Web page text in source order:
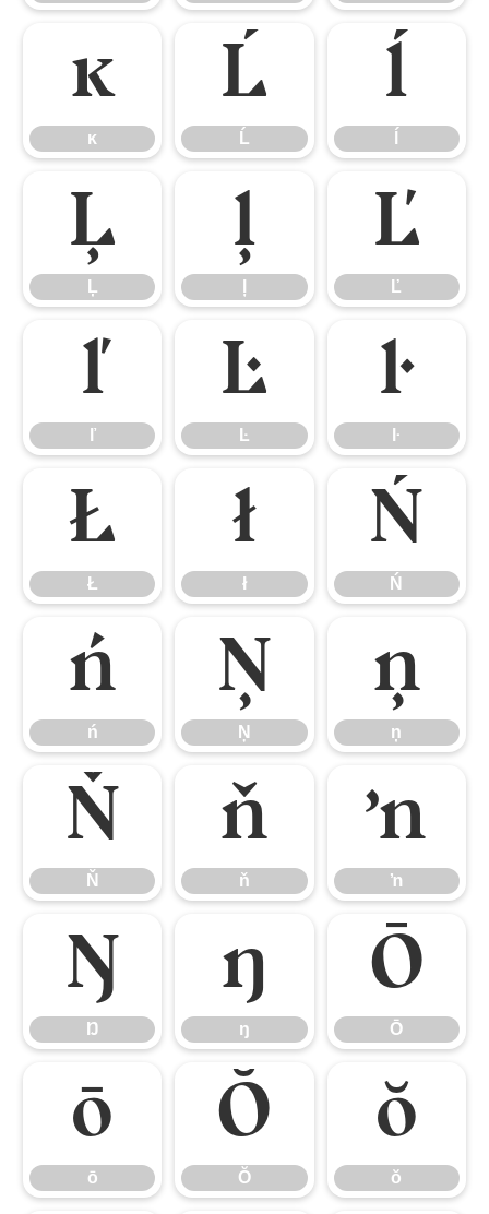
ĸ
ĸ
Ĺ
Ĺ
ĺ
Ļ
Ļ
ļ Ľ
Ľ
ľ
ľ
Ŀ
Ŀ
ŀ
ŀ
Ł
Ł
ł
ł
Ń
Ń
ń
ń
Ņ
Ņ
ņ
ņ
Ň
Ň
ň
ň
ŉ
ŉ
Ŋ
Ŋ
ŋ
ŋ
Ō
Ō
ō
ō
Ŏ
Ŏ
ŏ
ŏ